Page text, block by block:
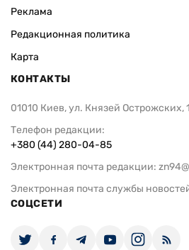
Реклама
Редакционная политика
Карта
КОНТАКТЫ
01010 Киев, ул. Князей Острожских,
Телефон редакции:
+380 (44) 280-04-85
Электронная почта редакции:
Электронная почта службы
СОЦСЕТИ